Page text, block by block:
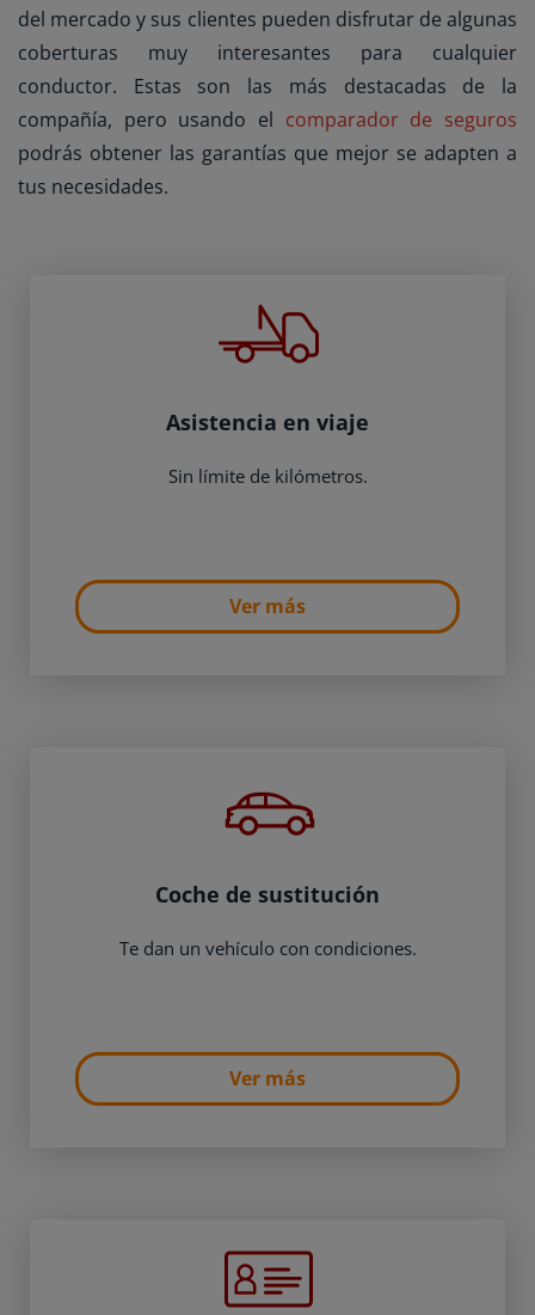
del mercado y sus clientes pueden disfrutar de algunas
coberturas muy interesantes para cualquier
conductor. Estas son las más destacadas de la
compañía, pero usando el comparador de seguros
podrás obtener las garantías que mejor se adapten a
tus necesidades.
Asistencia en viaje
Sin límite de kilómetros.
Ver más
Coche de sustitución
Te dan un vehículo con condiciones.
Ver más